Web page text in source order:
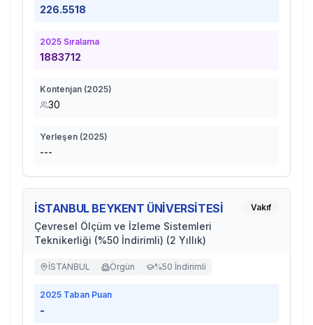
226.5518
2025 Sıralama
1883712
Kontenjan (2025)
30
Yerleşen (2025)
---
İSTANBUL BEYKENT ÜNİVERSİTESİ
Çevresel Ölçüm ve İzleme Sistemleri
Teknikerliği (%50 İndirimli) (2 Yıllık)
Vakıf
İSTANBUL Örgün %50 İndirimli
2025 Taban Puan
-